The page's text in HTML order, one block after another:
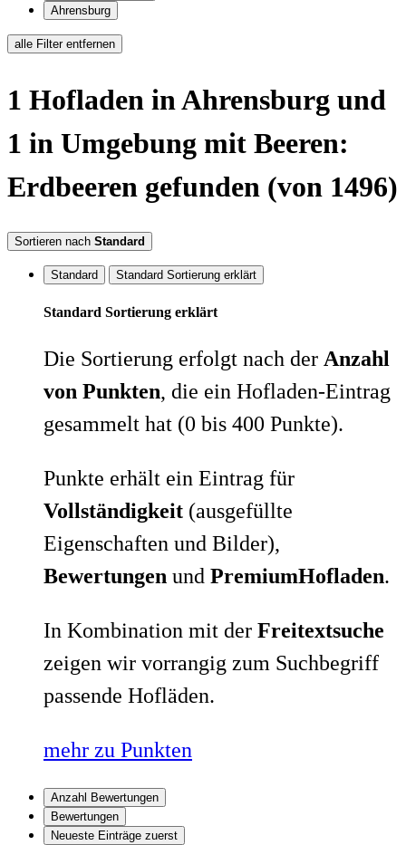
Ahrensburg
alle Filter entfernen
1 Hofladen in Ahrensburg und
1 in Umgebung mit Beeren:
Erdbeeren gefunden (von 1496)
Sortieren nach Standard
Standard Standard Sortierung erklärt
Standard Sortierung erklärt
Die Sortierung erfolgt nach der Anzahl
von Punkten, die ein Hofladen-Eintrag
gesammelt hat (0 bis 400 Punkte).
Punkte erhält ein Eintrag für
Vollständigkeit (ausgefüllte
Eigenschaften und Bilder),
Bewertungen und PremiumHofladen.
In Kombination mit der Freitextsuche
zeigen wir vorrangig zum Suchbegriff
passende Hofläden.
mehr zu Punkten
Anzahl Bewertungen
Bewertungen
Neueste Einträge zuerst